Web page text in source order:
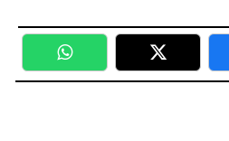
WhatsApp Twitter